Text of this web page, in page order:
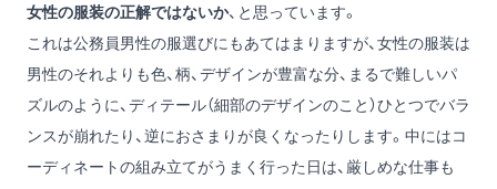
女性の服装の正解ではないか、と思っています。
これは公務員男性の服選びにもあてはまりますが、女性の服装は
男性のそれよりも色、柄、デザインが豊富な分、まるで難しいパ
ズルのように、ディテール（細部のデザインのこと）ひとつでバラ
ンスが崩れたり、逆におさまりが良くなったりします。中にはコ
ーディネートの組み立てがうまく行った日は、厳しめな仕事も